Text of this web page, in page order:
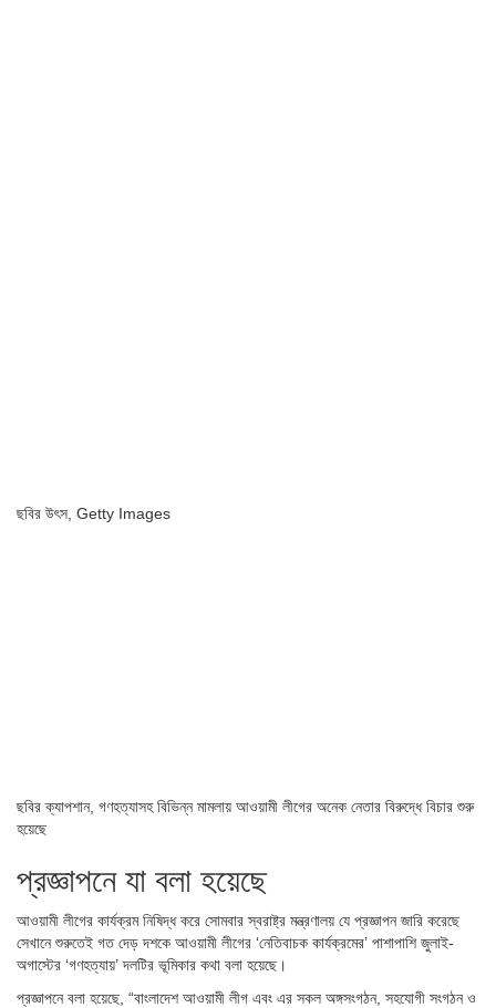
ছবির উৎস, Getty Images
ছবির ক্যাপশান, গণহত্যাসহ বিভিন্ন মামলায় আওয়ামী লীগের অনেক নেতার বিরুদ্ধে বিচার শুরু
হয়েছে
প্রজ্ঞাপনে যা বলা হয়েছে
আওয়ামী লীগের কার্যক্রম নিষিদ্ধ করে সোমবার স্বরাষ্ট্র মন্ত্রণালয় যে প্রজ্ঞাপন জারি করেছে
সেখানে শুরুতেই গত দেড় দশকে আওয়ামী লীগের ‘নেতিবাচক কার্যক্রমের’ পাশাপাশি জুলাই-
অগাস্টের ‘গণহত্যায়’ দলটির ভূমিকার কথা বলা হয়েছে।
প্রজ্ঞাপনে বলা হয়েছে, “বাংলাদেশ আওয়ামী লীগ এবং এর সকল অঙ্গসংগঠন, সহযোগী সংগঠন ও